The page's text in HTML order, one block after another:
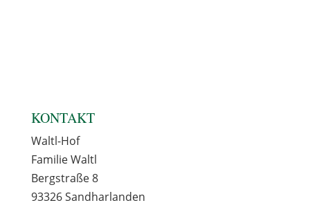
KONTAKT
Waltl-Hof
Familie Waltl
Bergstraße 8
93326 Sandharlanden